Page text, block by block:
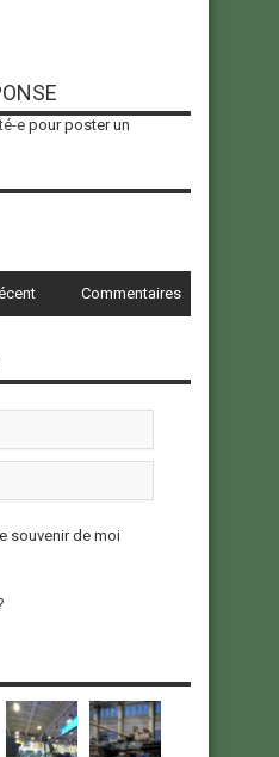
epour poster un
Commentaires
souvenir de moi